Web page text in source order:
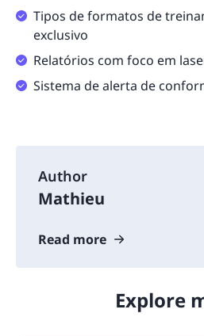
Tipos de formatos de
exclusivo
Relatórios com foco em
Sistema de alerta de
Author
Mathieu
Read more
Explore